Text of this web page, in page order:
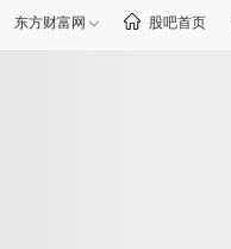
东方财富网 股吧首页